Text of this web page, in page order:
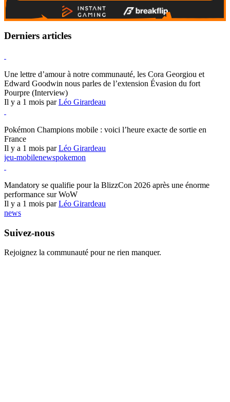
Derniers articles
Une lettre d’amour à notre communauté, les Cora Georgiou et
Edward Goodwin nous parles de l’extension Évasion du fort
Pourpre (Interview)
Il y a 1 mois parLéo Girardeau
Pokémon Champions mobile : voici l’heure exacte de sortie en
France
Il y a 1 mois parLéo Girardeau
jeu-mobilenewspokemon
Mandatory se qualifie pour la BlizzCon 2026 après une énorme
performance sur WoW
Il y a 1 mois parLéo Girardeau
news
Suivez-nous
Rejoignez la communauté pour ne rien manquer.